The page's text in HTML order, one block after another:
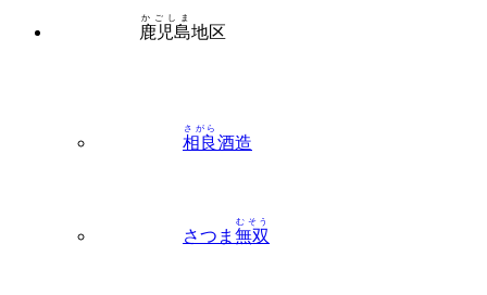
鹿児島
かごしま
地区
相良
さがら
酒造
さつま 無双
むそう